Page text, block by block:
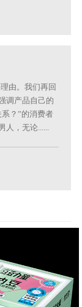
由。我们再回
调产品自己的
？”的消费者
，无论......